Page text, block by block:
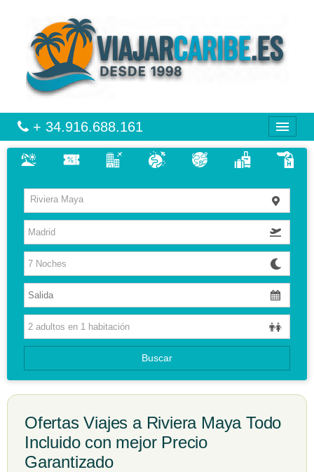
+ 34.916.688.161
VIAJES
VUELO + HOTEL
MULTIDESTINOS
CIRCUITOS
HOTELES
GUIAS DE VIAJES
Riviera Maya
Buscar
Ofertas Viajes a Riviera Maya Todo
Incluido con mejor Precio
Garantizado